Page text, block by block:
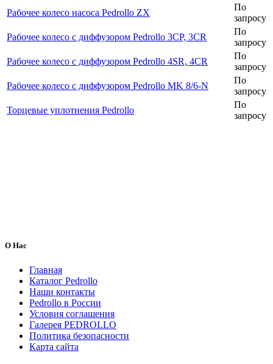
Рабочее колесо насоса Pedrollo ZX
По
запросу
Рабочее колесо с диффузором Pedrollo 3CP, 3CR
По
запросу
Рабочее колесо с диффузором Pedrollo 4SR, 4CR
По
запросу
Рабочее колесо с диффузором Pedrollo MK 8/6-N
По
запросу
Торцевые уплотнения Pedrollo
По
запросу
О Нас
Главная
Каталог Pedrollo
Наши контакты
Pedrollo в России
Условия соглашения
Галерея PEDROLLO
Политика безопасности
Карта сайта